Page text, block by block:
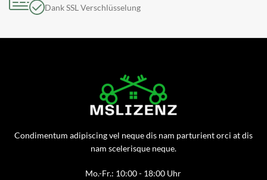
Dank SSL Verschlüsselung
Condimentum adipiscing vel neque dis nam parturient orci at dis
nam scelerisque neque.
Mo.-Fr.: 10:00 - 18:00 Uhr